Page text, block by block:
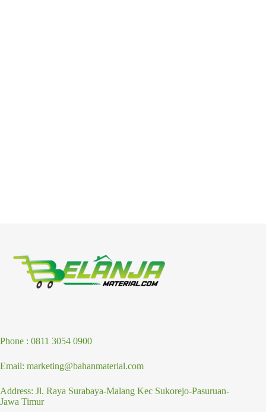
Phone : 0811 3054 0900
Email: marketing@bahanmaterial.com
Address: Jl. Raya Surabaya-Malang Kec Sukorejo-Pasuruan-
Jawa Timur